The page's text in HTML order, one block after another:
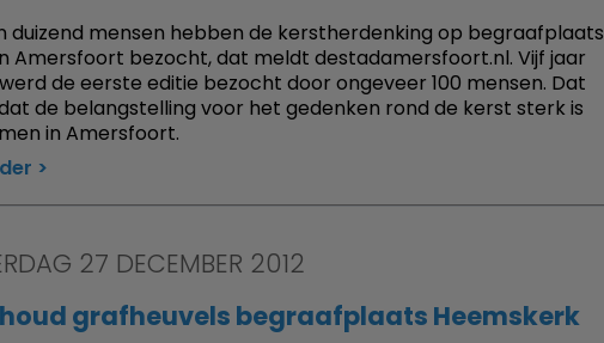
duizend mensen hebben de kerstherdenking op begraafplaats
Amersfoort bezocht, dat meldt destadamersfoort.nl. Vijf jaar
de eerste editie bezocht door ongeveer 100 mensen. Dat
de belangstelling voor het gedenken rond de kerst sterk is
in Amersfoort.
27 DECEMBER 2012
grafheuvels begraafplaats Heemskerk